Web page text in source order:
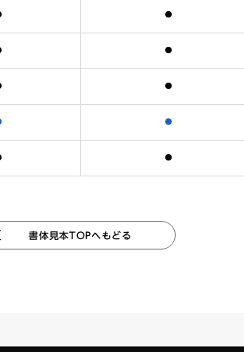
含まれます
含まれます
含まれます
含まれます
含まれます
書体見本TOPへもどる